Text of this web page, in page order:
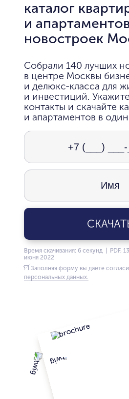
каталог
и
новостроек
Собрали 140 лучших
в центре Москвы
и делюкс-класса для
и инвестиций.
контакты и скачайте
и апартаментов в
Время скачивания: 6 секунд | PDF,
июня 2022
Заполняя форму вы даете
персональных данных.